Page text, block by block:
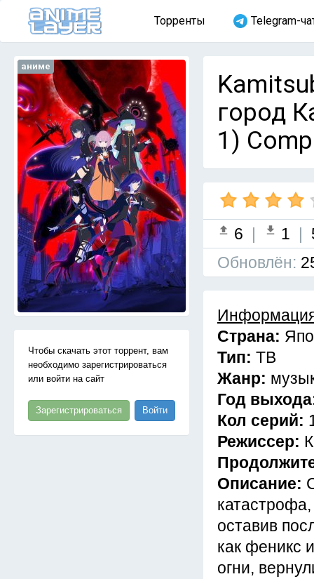
Торренты Telegram-
аниме
Чтобы скачать этот торрент, вам
необходимо зарегистрироваться
или войти на сайт
Зарегистрироваться Войти
город
1)
6 | 1 |
Обновлён:
Страна:
Тип: ТВ
Жанр:
Год
Кол серий:
Режиссер:
Описание:
оставив
как феникс
огни,